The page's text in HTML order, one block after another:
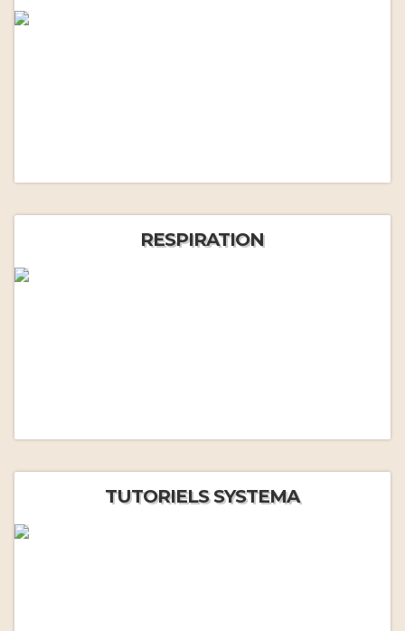
RESPIRATION
TUTORIELS SYSTEMA